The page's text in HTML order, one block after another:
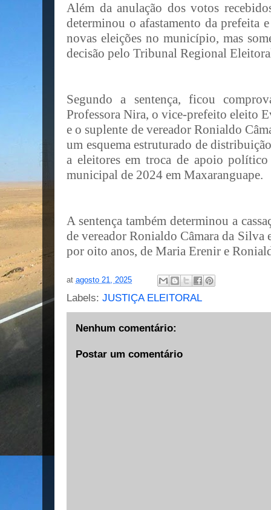
Além da anulação dos votos
determinou o afastamento da prefeita
novas eleições no município, mas
decisão pelo Tribunal Regional
Segundo a sentença, ficou
Professora Nira, o vice-prefeito eleito
e o suplente de vereador Ronialdo
um esquema estruturado de
a eleitores em troca de apoio
municipal de 2024 em Maxaranguape.
A sentença também determinou a
de vereador Ronialdo Câmara da
por oito anos, de Maria Erenir e
at agosto 21, 2025
Labels: JUSTIÇA ELEITORAL
Nenhum comentário:
Postar um comentário